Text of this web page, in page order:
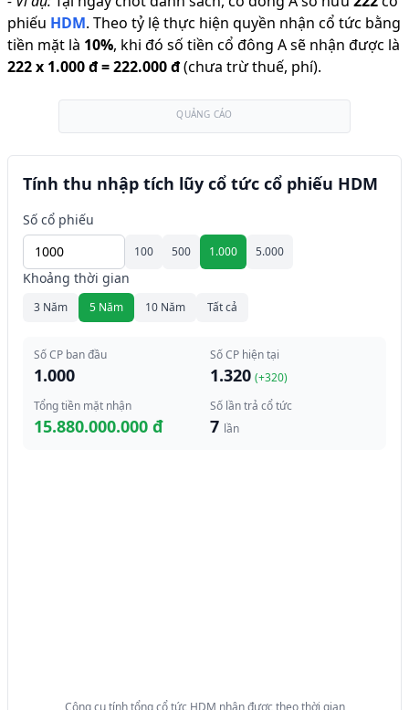
phiếu HDM. Theo tỷ lệ thực hiện quyền nhận cổ tức bằng
tiền mặt là 10%, khi đó số tiền cổ đông A sẽ nhận được là
222x 1.000 đ=222.000 đ(chưa trừ thuế, phí).
QUẢNG CÁO
Tính thu nhập tích lũy cổ tức cổ phiếu HDM
Số cổ phiếu
100 500 1.000 5.000
Khoảng thời gian
3 Năm 5 Năm 10 Năm Tất cả
Số CP ban đầu
1.000
Số CP hiện tại
1.320 (+320)
Tổng tiền mặt nhận
15.880.000.000 đ
Số lần trả cổ tức
7 lần
Công cụ tính tổng cổ tức HDM nhận được theo thời gian